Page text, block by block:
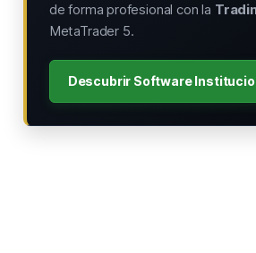
de forma profesional con la
MetaTrader 5.
Descubrir Software